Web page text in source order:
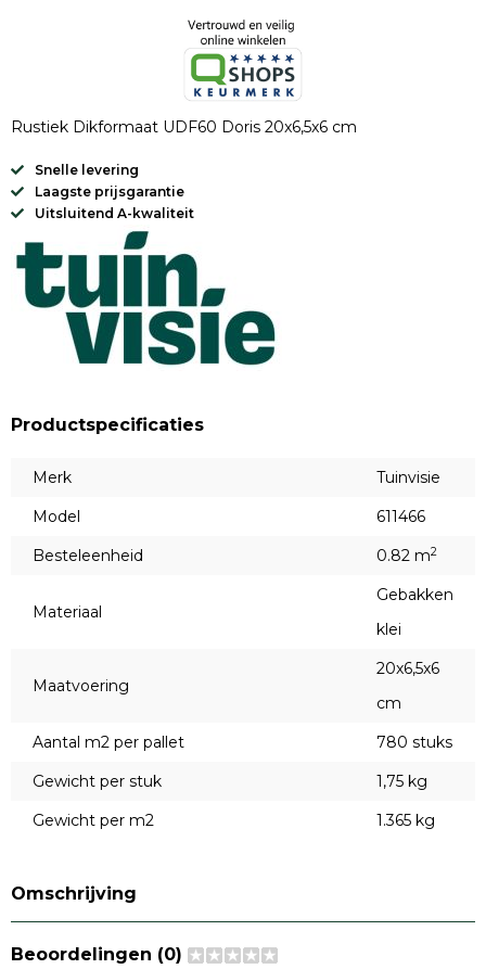
Rustiek Dikformaat UDF60 Doris 20x6,5x6 cm
Snelle levering
Laagste prijsgarantie
Uitsluitend A-kwaliteit
Productspecificaties
Merk
Tuinvisie
Model
611466
Besteleenheid
0.82 m2
Materiaal
Gebakken
klei
Maatvoering
20x6,5x6
cm
Aantal m2 per pallet
780 stuks
Gewicht per stuk
1,75 kg
Gewicht per m2
1.365 kg
Omschrijving
Beoordelingen (0)